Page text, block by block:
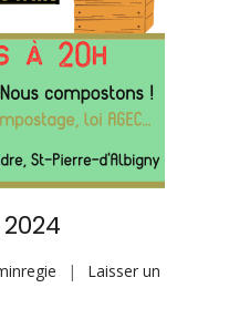
Laisser un